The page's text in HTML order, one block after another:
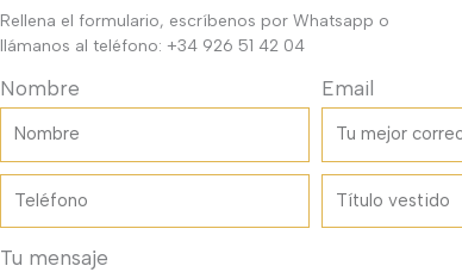
Rellena el formulario, escríbenos por Whatsapp o
llámanos al teléfono: +34 926 51 42 04
Nombre Email
Tu mensaje